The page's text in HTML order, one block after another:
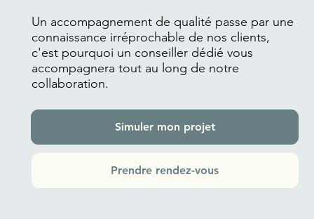
Un accompagnement de qualité passe par une
connaissance irréprochable de nos clients,
c'est pourquoi un conseiller dédié vous
accompagnera tout au long de notre
collaboration.
Prendre rendez-vous
Simuler mon projet